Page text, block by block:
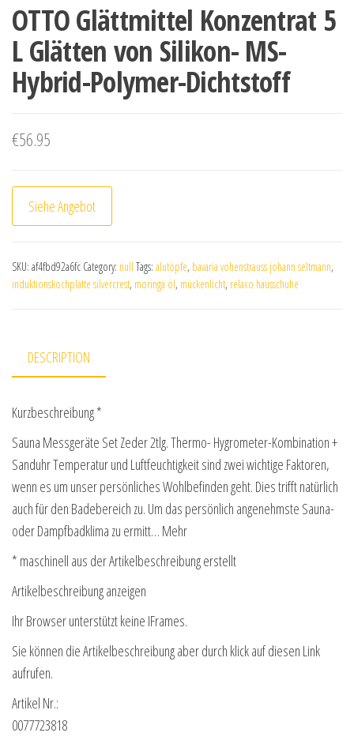
OTTO Glättmittel Konzentrat 5
L Glätten von Silikon- MS-
Hybrid-Polymer-Dichtstoff
€56.95
Siehe Angebot
SKU: af4fbd92a6fc Category: null Tags: alutöpfe, bavaria vohenstrauss johann seltmann,
induktionskochplatte silvercrest, moringa öl, mückenlicht, relaxo hausschuhe
DESCRIPTION
Kurzbeschreibung *
Sauna Messgeräte Set Zeder 2tlg. Thermo- Hygrometer-Kombination +
Sanduhr Temperatur und Luftfeuchtigkeit sind zwei wichtige Faktoren,
wenn es um unser persönliches Wohlbefinden geht. Dies trifft natürlich
auch für den Badebereich zu. Um das persönlich angenehmste Sauna-
oder Dampfbadklima zu ermitt… Mehr
* maschinell aus der Artikelbeschreibung erstellt
Artikelbeschreibung anzeigen
Ihr Browser unterstützt keine IFrames.
Sie können die Artikelbeschreibung aber durch klick auf diesen Link
aufrufen.
Artikel Nr.:
0077723818